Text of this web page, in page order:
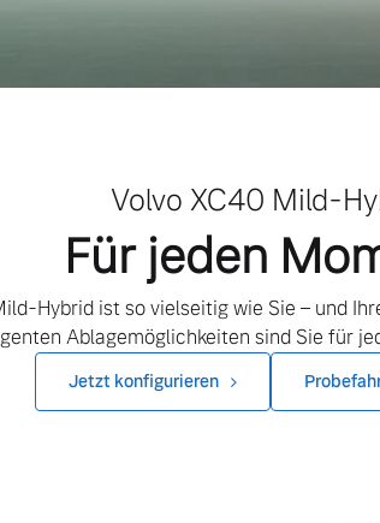
Volvo XC40 Mild-
Für jeden
Hybrid ist so vielseitig wie Sie – und
Ablagemöglichkeiten sind Sie für
Jetzt konfigurieren